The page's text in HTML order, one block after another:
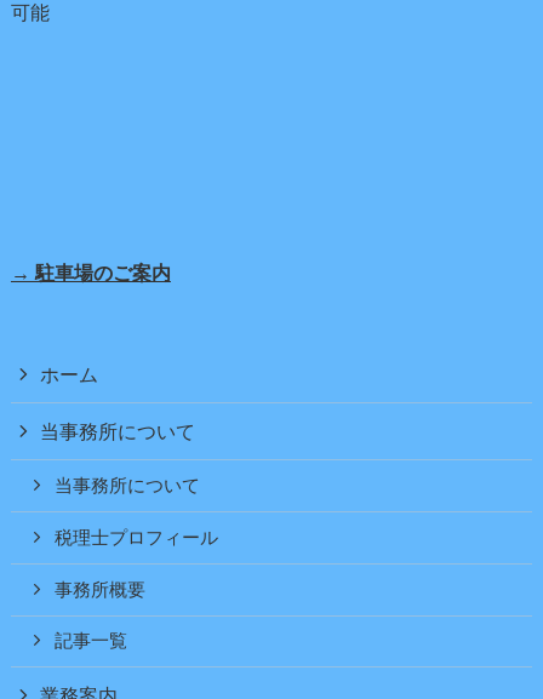
可能
→ 駐車場のご案内
ホーム
当事務所について
当事務所について
税理士プロフィール
事務所概要
記事一覧